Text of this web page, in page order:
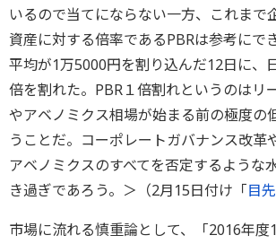
いるので当てにならない一方、これまで
資産に対する倍率であるPBRは参考にで
平均が1万5000円を割り込んだ12日に、
倍を割れた。PBR１倍割れというのはリ
やアベノミクス相場が始まる前の極度の
うことだ。コーポレートガバナンス改革
アベノミクスのすべてを否定するような
き過ぎであろう。＞（2月15日付け「目
市場に流れる慎重論として、「2016年度